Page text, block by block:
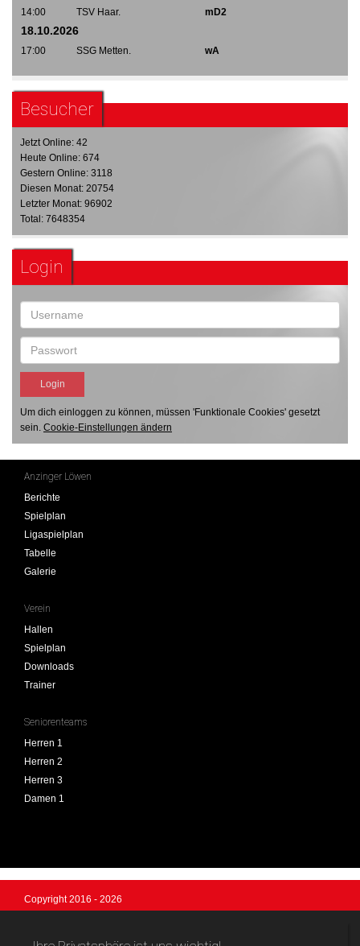
14:00 TSV Haar. mD2
18.10.2026
17:00 SSG Metten. wA
Besucher
Jetzt Online: 42
Heute Online: 674
Gestern Online: 3118
Diesen Monat: 20754
Letzter Monat: 96902
Total: 7648354
Login
Um dich einloggen zu können, müssen 'Funktionale Cookies' gesetzt
sein. Cookie-Einstellungen ändern
Anzinger Löwen
Berichte
Spielplan
Ligaspielplan
Tabelle
Galerie
Verein
Hallen
Spielplan
Downloads
Trainer
Seniorenteams
Herren 1
Herren 2
Herren 3
Damen 1
Logo-Design © by Ulrich Koch, Anzing
Copyright 2016 - 2026